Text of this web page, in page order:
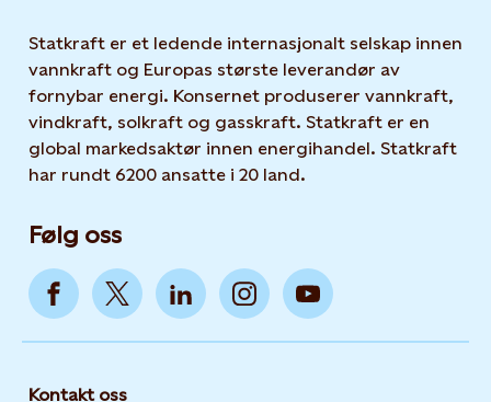
Statkraft er et ledende internasjonalt selskap innen
vannkraft og Europas største leverandør av
fornybar energi. Konsernet produserer vannkraft,
vindkraft, solkraft og gasskraft. Statkraft er en
global markedsaktør innen energihandel. Statkraft
har rundt 6200 ansatte i 20 land.
Følg oss
Kontakt oss